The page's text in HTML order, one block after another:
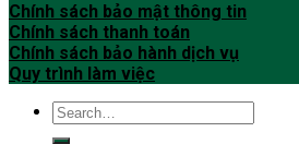
Chính sách bảo mật thông tin
Chính sách thanh toán
Chính sách bảo hành dịch vụ
Quy trình làm việc